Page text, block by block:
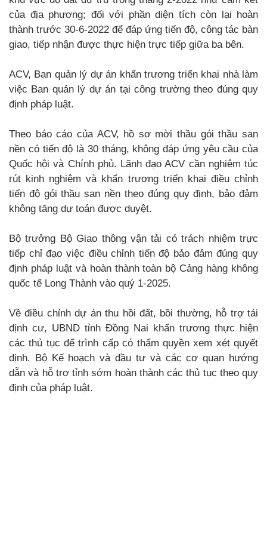
của địa phương; đối với phần diện tích còn lại hoàn
thành trước 30-6-2022 để đáp ứng tiến độ, công tác bàn
giao, tiếp nhận được thực hiện trực tiếp giữa ba bên.
ACV, Ban quản lý dự án khẩn trương triển khai nhà làm
việc Ban quản lý dự án tại công trường theo đúng quy
định pháp luật.
Theo báo cáo của ACV, hồ sơ mời thầu gói thầu san
nền có tiến độ là 30 tháng, không đáp ứng yêu cầu của
Quốc hội và Chính phủ. Lãnh đạo ACV cần nghiêm túc
rút kinh nghiệm và khẩn trương triển khai điều chỉnh
tiến độ gói thầu san nền theo đúng quy định, bảo đảm
không tăng dự toán được duyệt.
Bộ trưởng Bộ Giao thông vận tải có trách nhiệm trực
tiếp chỉ đạo việc điều chỉnh tiến độ bảo đảm đúng quy
định pháp luật và hoàn thành toàn bộ Cảng hàng không
quốc tế Long Thành vào quý 1-2025.
Về điều chỉnh dự án thu hồi đất, bồi thường, hỗ trợ tái
định cư, UBND tỉnh Đồng Nai khẩn trương thực hiện
các thủ tục để trình cấp có thẩm quyền xem xét quyết
định. Bộ Kế hoạch và đầu tư và các cơ quan hướng
dẫn và hỗ trợ tỉnh sớm hoàn thành các thủ tục theo quy
định của pháp luật.